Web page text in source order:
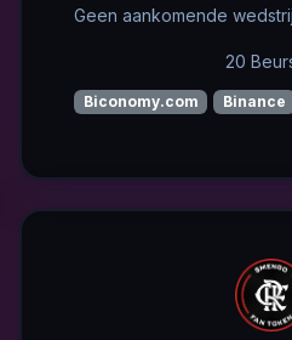
Geen aankomende
20
Biconomy.com Binance